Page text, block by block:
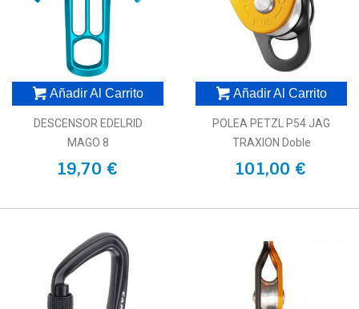
Añadir Al Carrito
DESCENSOR EDELRID
MAGO 8
19,70 €
Añadir Al Carrito
POLEA PETZL P54 JAG
TRAXION Doble
101,00 €